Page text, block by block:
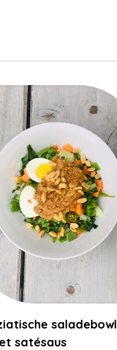
saladebowl
satésaus